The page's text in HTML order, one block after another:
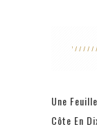
Une
Côte En